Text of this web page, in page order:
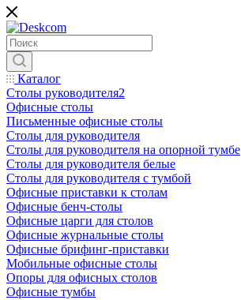
Каталог
Столы руководителя2
Офисные столы
Письменные офисные столы
Столы для руководителя
Столы для руководителя на опорной тумбе
Столы для руководителя белые
Столы для руководителя с тумбой
Офисные приставки к столам
Офисные бенч-столы
Офисные царги для столов
Офисные журнальные столы
Офисные брифинг-приставки
Мобильные офисные столы
Опоры для офисных столов
Офисные тумбы